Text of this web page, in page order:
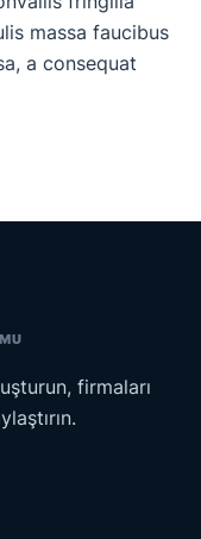
massa faucibus
a consequat
firmaları